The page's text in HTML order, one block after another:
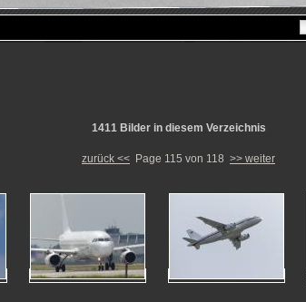
1411 Bilder in diesem Verzeichnis
zurück << Page 115 von 118 >> weiter